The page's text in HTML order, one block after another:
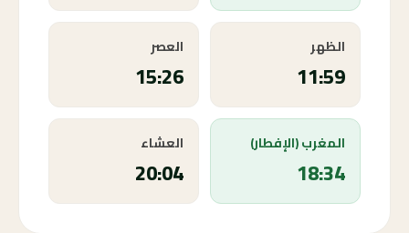
الظهر
11:59
العصر
15:26
المغرب (الإفطار)
18:34
العشاء
20:04